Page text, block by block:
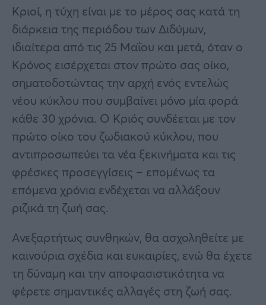
Κριοί, η τύχη είναι με το μέρος σας κατά τη
διάρκεια της περιόδου των Διδύμων,
ιδιαίτερα από τις 25 Μαΐου και μετά, όταν ο
Κρόνος εισέρχεται στον πρώτο σας οίκο,
σηματοδοτώντας την αρχή ενός εντελώς
νέου κύκλου που συμβαίνει μόνο μία φορά
κάθε 30 χρόνια. Ο Κριός συνδέεται με τον
πρώτο οίκο του ζωδιακού κύκλου, που
αντιπροσωπεύει τα νέα ξεκινήματα και τις
φρέσκες προσεγγίσεις – επομένως τα
επόμενα χρόνια ενδέχεται να αλλάξουν
ριζικά τη ζωή σας.
Ανεξαρτήτως συνθηκών, θα ασχοληθείτε με
καινούρια σχέδια και ευκαιρίες, ενώ θα έχετε
τη δύναμη και την αποφασιστικότητα να
φέρετε σημαντικές αλλαγές στη ζωή σας.